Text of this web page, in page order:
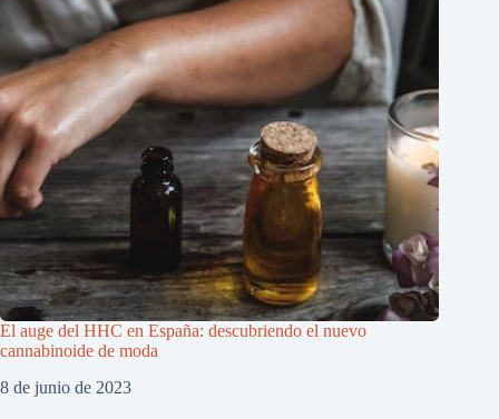
El auge del HHC en España: descubriendo el nuevo
cannabinoide de moda
8 de junio de 2023